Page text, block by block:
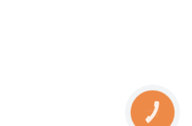
КНОПКА
ЗВ'ЯЗКУ